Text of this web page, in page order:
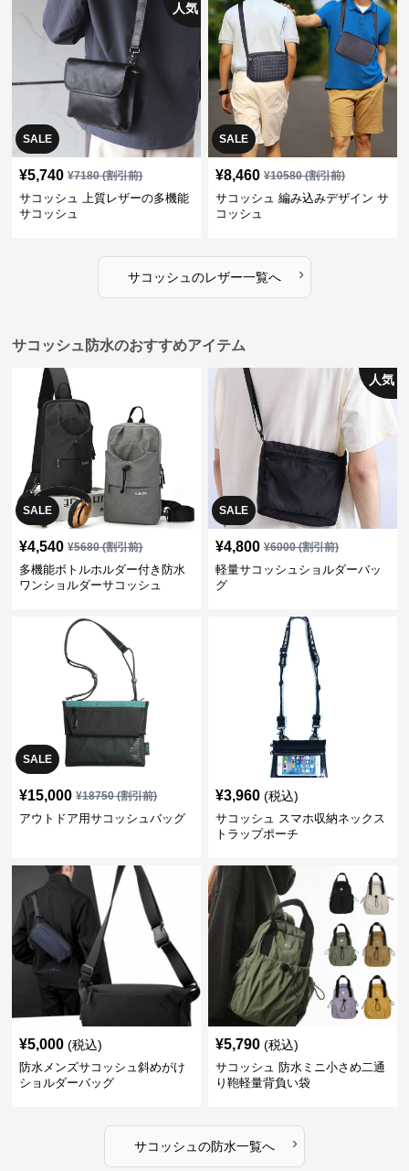
SALE
人気
¥5,740 ¥7180(割引前)
サコッシュ 上質レザーの多機能
サコッシュ
SALE
¥8,460 ¥10580(割引前)
サコッシュ 編み込みデザイン サ
コッシュ
サコッシュ のレザー一覧へ ›
サコッシュ防水のおすすめアイテム
SALE
¥4,540 ¥5680(割引前)
多機能ボトルホルダー付き防水
ワンショルダーサコッシュ
SALE
人気
¥4,800 ¥6000(割引前)
軽量サコッシュショルダーバッ
グ
SALE
¥15,000 ¥18750(割引前)
アウトドア用サコッシュバッグ
¥3,960 (税込)
サコッシュ スマホ収納ネックス
トラップポーチ
¥5,000 (税込)
防水メンズサコッシュ斜めがけ
ショルダーバッグ
¥5,790 (税込)
サコッシュ 防水ミニ小さめ二通
り鞄軽量背負い袋
サコッシュ の防水一覧へ ›